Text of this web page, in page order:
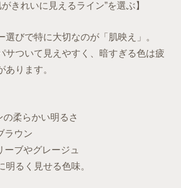
がきれいに見えるライン”を選ぶ】
選びで特に大切なのが「肌映え」。
サついて見えやすく、暗すぎる色は疲
あります。
柔らかい明るさ
ラウン
ーブやグレージュ
明るく見せる色味。